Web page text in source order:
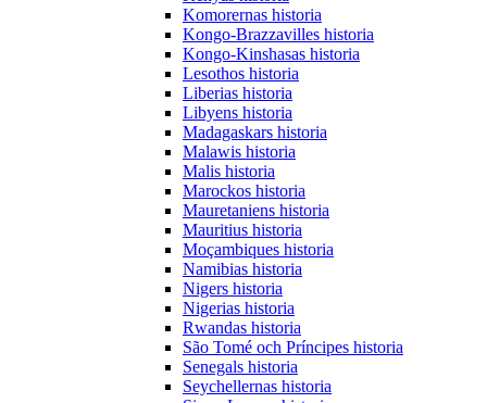
Komorernas historia
Kongo-Brazzavilles historia
Kongo-Kinshasas historia
Lesothos historia
Liberias historia
Libyens historia
Madagaskars historia
Malawis historia
Malis historia
Marockos historia
Mauretaniens historia
Mauritius historia
Moçambiques historia
Namibias historia
Nigers historia
Nigerias historia
Rwandas historia
São Tomé och Príncipes historia
Senegals historia
Seychellernas historia